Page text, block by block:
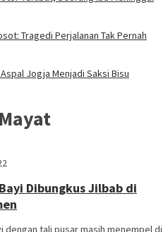
Tragedi Perjalanan Tak Pernah
Jogja Menjadi Saksi Bisu
Dibungkus Jilbab di
dengan tali pusar masih menempel di